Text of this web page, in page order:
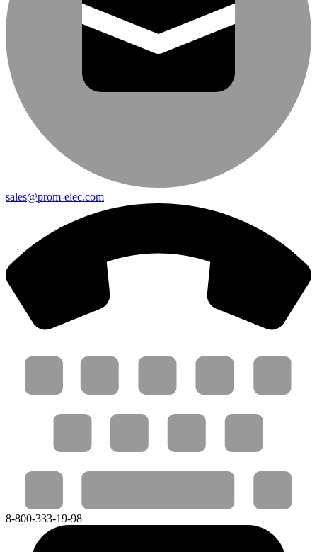
sales@prom-elec.com
8-800-333-19-98